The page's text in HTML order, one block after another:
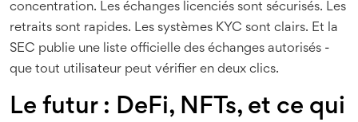
concentration. Les échanges licenciés sont sécurisés. Les
retraits sont rapides. Les systèmes KYC sont clairs. Et la
SEC publie une liste officielle des échanges autorisés -
que tout utilisateur peut vérifier en deux clics.
Le futur : DeFi, NFTs, et ce qui